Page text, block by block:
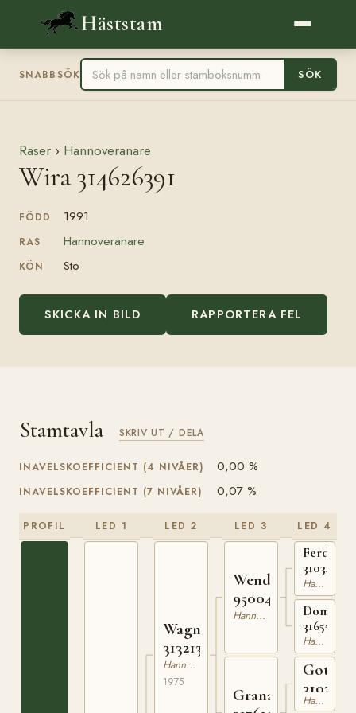
Häststam
SNABBSÖK SÖK
Raser › Hannoveranare
Wira 314626391
FÖDD 1991
RAS Hannoveranare
KÖN Sto
SKICKA IN BILD RAPPORTERA FEL
Stamtavla SKRIV UT / DELA
INAVELSKOEFFICIENT (4 NIVÅER) 0,00 %
INAVELSKOEFFICIENT (7 NIVÅER) 0,07 %
PROFIL LED 1 LED 2
Wagner
313213875
Hannoveranare
1975
LED 3
Wendekreis
95004
Hannoveranare
Granada
LED 4
310340641
Hannoveranare
316559561
Hannoveranare
Hannoveranare